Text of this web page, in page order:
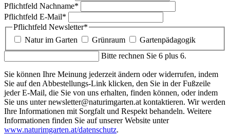
Pflichtfeld Nachname*
Pflichtfeld E-Mail*
Pflichtfeld Newsletter*
Natur im Garten
Grünraum
Gartenpädagogik
Bitte rechnen Sie 6 plus 6.
Sie können Ihre Meinung jederzeit ändern oder widerrufen, indem
Sie auf den Abbestellungs-Link klicken, den Sie in der Fußzeile
jeder E-Mail, die Sie von uns erhalten, finden können, oder indem
Sie uns unter newsletter@naturimgarten.at kontaktieren. Wir werden
Ihre Informationen mit Sorgfalt und Respekt behandeln. Weitere
Informationen finden Sie auf unserer Website unter
www.naturimgarten.at/datenschutz.